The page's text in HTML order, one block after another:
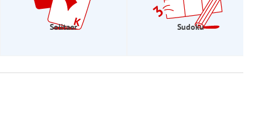
Solitaer Sudoku